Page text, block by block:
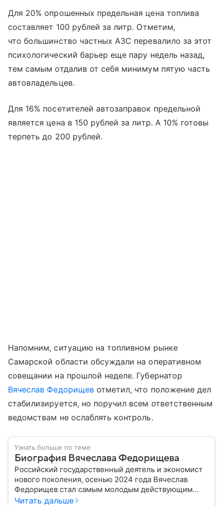
Для 20% опрошенных предельная цена топлива
составляет 100 рублей за литр. Отметим,
что большинство частных АЗС перевалило за этот
психологический барьер еще пару недель назад,
тем самым отдалив от себя минимум пятую часть
автовладельцев.
Для 16% посетителей автозаправок предельной
является цена в 150 рублей за литр. А 10% готовы
терпеть до 200 рублей.
Напомним, ситуацию на топливном рынке
Самарской области обсуждали на оперативном
совещании на прошлой неделе. Губернатор
Вячеслав Федорищевотметил, что положение дел
стабилизируется, но поручил всем ответственным
ведомствам не ослаблять контроль.
Узнать больше по теме
Биография Вячеслава Федорищева
Российский государственный деятель и экономист
нового поколения, осенью 2024 года Вячеслав
Федорищев стал самым молодым действующим
главой субъекта в РФ. Возглавивший Самарскую
Читать дальше